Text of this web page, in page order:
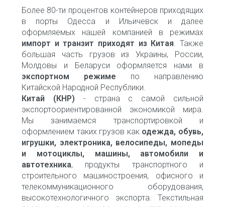
Более 80-ти процентов контейнеров приходящих
в порты Одесса и Ильичевск и далее
оформляемых нашей компанией в режимах
импорт и транзит приходят из Китая. Также
большая часть грузов из Украины, России,
Молдовы и Беларуси оформляется нами в
экспортном режиме по направлению
Китайской Народной Республики.
Китай (КНР) - страна с самой сильной
экспортоориентированной экономикой мира.
Мы занимаемся транспортировкой и
оформлением таких грузов как одежда, обувь,
игрушки, электроника, велосипеды, мопеды
и мотоциклы, машины, автомобили и
автотехника, продукты транспортного и
строительного машиностроения, офисного и
телекоммуникационного оборудования,
высокотехнологичного экспорта. Текстильная